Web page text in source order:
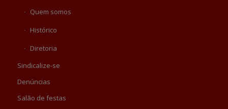
Quem somos
Histórico
Diretoria
Sindicalize-se
Denúncias
Salão de festas